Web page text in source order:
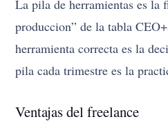
La pila de herramientas es la
produccion” de la tabla
herramienta correcta es la
pila cada trimestre es la
Ventajas del freelance